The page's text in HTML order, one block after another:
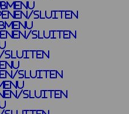
sluiten
sluiten
sluiten
sluiten
sluiten